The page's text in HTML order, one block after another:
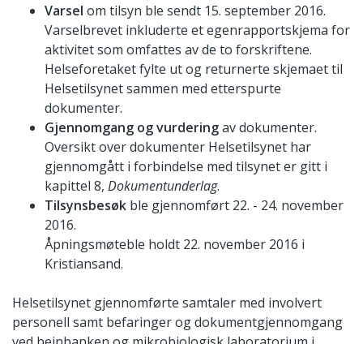
Varsel om tilsyn ble sendt 15. september 2016.
Varselbrevet inkluderte et egenrapportskjema for
aktivitet som omfattes av de to forskriftene.
Helseforetaket fylte ut og returnerte skjemaet til
Helsetilsynet sammen med etterspurte
dokumenter.
Gjennomgang og vurderingav dokumenter.
Oversikt over dokumenter Helsetilsynet har
gjennomgått i forbindelse med tilsynet er gitt i
kapittel 8, Dokumentunderlag.
Tilsynsbesøk ble gjennomført 22. - 24. november
2016.
Åpningsmøteble holdt 22. november 2016 i
Kristiansand.
Helsetilsynet gjennomførte samtaler med involvert
personell samt befaringer og dokumentgjennomgang